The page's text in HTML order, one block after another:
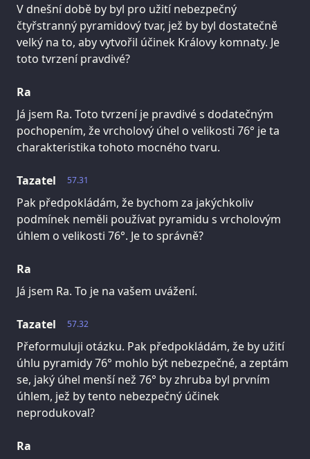
V dnešní době by byl pro užití nebezpečný
čtyřstranný pyramidový tvar, jež by byl dostatečně
velký na to, aby vytvořil účinek Královy komnaty. Je
toto tvrzení pravdivé?
Ra
Já jsem Ra. Toto tvrzení je pravdivé s dodatečným
pochopením, že vrcholový úhel o velikosti 76° je ta
charakteristika tohoto mocného tvaru.
57.31
Tazatel
Pak předpokládám, že bychom za jakýchkoliv
podmínek neměli používat pyramidu s vrcholovým
úhlem o velikosti 76°. Je to správně?
Ra
Já jsem Ra. To je na vašem uvážení.
57.32
Tazatel
Přeformuluji otázku. Pak předpokládám, že by užití
úhlu pyramidy 76° mohlo být nebezpečné, a zeptám
se, jaký úhel menší než 76° by zhruba byl prvním
úhlem, jež by tento nebezpečný účinek
neprodukoval?
Ra